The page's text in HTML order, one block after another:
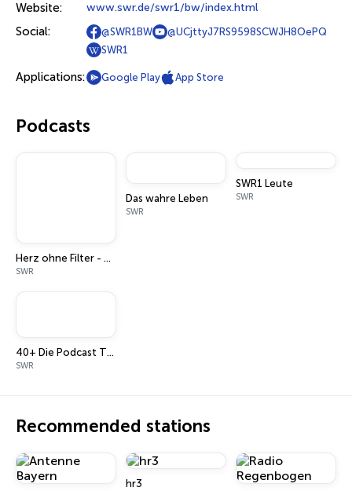
Website: www.swr.de/swr1/bw/index.html
Social: @SWR1BW
@UCjttyJ7RS9598SCWJH8OePQ
SWR1
Applications: Google Play App Store
Podcasts
Herz ohne Filter - Der Podcast über Liebe, Beziehung und alles dazwischen
SWR
Das wahre Leben
SWR
SWR1 Leute
SWR
40+ Die Podcast Therapie
SWR
Recommended stations
hr3